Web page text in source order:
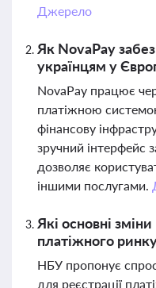
Джерело
Як NovaPay
українцям у
NovaPay працює
платіжною
фінансову
зручний інтерфейс
дозволяє
іншими послугами.
Які основні
платіжного
НБУ пропонує
для реєстрації